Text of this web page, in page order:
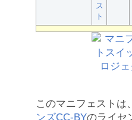
ス
ト
このマニフェストは、
ンズCC-BYのライセ